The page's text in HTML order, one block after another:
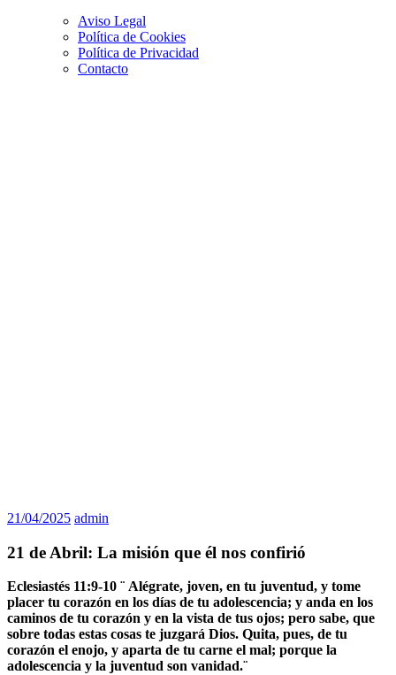
Aviso Legal
Política de Cookies
Política de Privacidad
Contacto
21/04/2025 admin
21 de Abril: La misión que él nos confirió
Eclesiastés 11:9-10 ¨ Alégrate, joven, en tu juventud, y tome
placer tu corazón en los días de tu adolescencia; y anda en los
caminos de tu corazón y en la vista de tus ojos; pero sabe, que
sobre todas estas cosas te juzgará Dios. Quita, pues, de tu
corazón el enojo, y aparta de tu carne el mal; porque la
adolescencia y la juventud son vanidad.¨